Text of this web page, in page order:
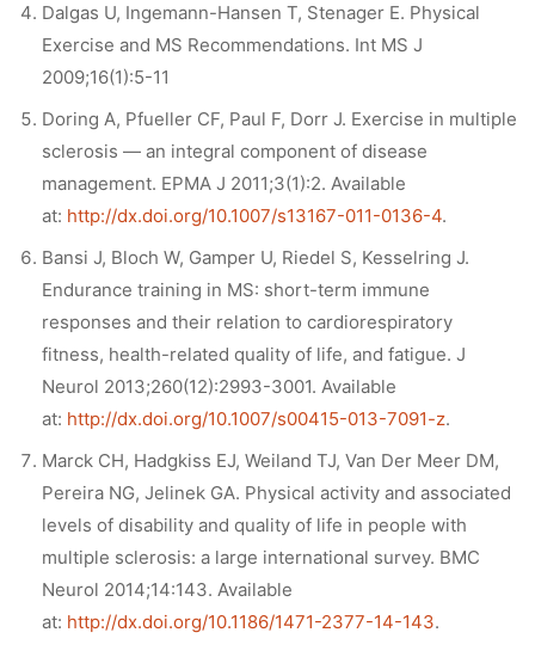
Dalgas U, Ingemann-Hansen T, Stenager E. Physical
Exercise and MS Recommendations. Int MS J
2009;16(1):5-11
Doring A, Pfueller CF, Paul F, Dorr J. Exercise in multiple
sclerosis — an integral component of disease
management. EPMA J 2011;3(1):2. Available
at: http://dx.doi.org/10.1007/s13167-011-0136-4.
Bansi J, Bloch W, Gamper U, Riedel S, Kesselring J.
Endurance training in MS: short-term immune
responses and their relation to cardiorespiratory
fitness, health-related quality of life, and fatigue. J
Neurol 2013;260(12):2993-3001. Available
at: http://dx.doi.org/10.1007/s00415-013-7091-z.
Marck CH, Hadgkiss EJ, Weiland TJ, Van Der Meer DM,
Pereira NG, Jelinek GA. Physical activity and associated
levels of disability and quality of life in people with
multiple sclerosis: a large international survey. BMC
Neurol 2014;14:143. Available
at: http://dx.doi.org/10.1186/1471-2377-14-143.